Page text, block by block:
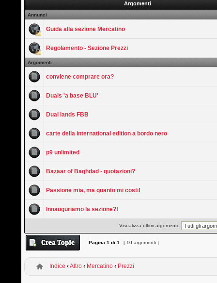
Argomenti
Annunci
Guida alla sezione Mercatino
Regolamento - Sezione Prezzi
Argomenti
conviene comprare ora?
Duals 'a base BLU'
Dual lands FBB
carte della international edition a bordo nero
p9 unlimited
Bazaar of Baghdad - quotazioni?
Passione mia, ma quanto mi costi!
Innauguriamo la sezione?!
Visualizza ultimi argomenti:
Pagina1 di1 [ 10 argomenti ]
Indice ‹Altro ‹ Mercatino ‹ Prezzi